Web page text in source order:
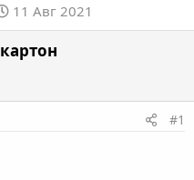
Д
а
т
а
11 Авг 2021
#1